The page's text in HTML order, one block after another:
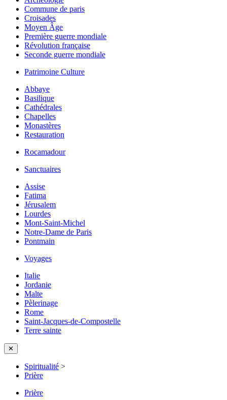
Commune de paris
Croisades
Moyen Âge
Première guerre mondiale
Révolution française
Seconde guerre mondiale
Patrimoine Culture
Abbaye
Basilique
Cathédrales
Chapelles
Monastères
Restauration
Rocamadour
Sanctuaires
Assise
Fatima
Jérusalem
Lourdes
Mont-Saint-Michel
Notre-Dame de Paris
Pontmain
Voyages
Italie
Jordanie
Malte
Pèlerinage
Rome
Saint-Jacques-de-Compostelle
Terre sainte
✕
Spiritualité >
Prière
Prière